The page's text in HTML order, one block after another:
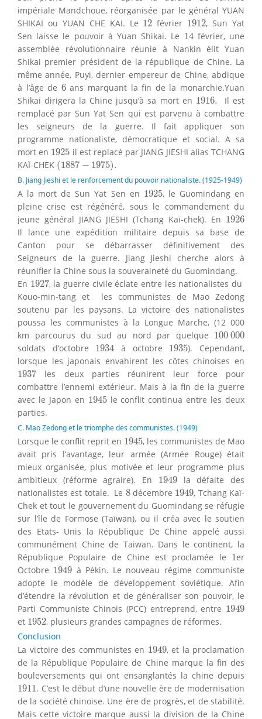
impériale Mandchoue, réorganisée par le général YUAN
SHIKAI ou YUAN CHE KAI. Le 12
12 février 1912
1912, Sun Yat
Sen laisse le pouvoir à Yuan Shikai. Le 14
14février, une
assemblée révolutionnaire réunie à Nankin élit Yuan
Shikai premier président de la république de Chine. La
même année, Puyi, dernier empereur de Chine, abdique
à l’âge de 6
6ans marquant la fin de la monarchie.Yuan
Shikai dirigera la Chine jusqu’à sa mort en 1916.
1916.
Il est
remplacé par Sun Yat Sen qui est parvenu à combattre
les seigneurs de la guerre. Il fait appliquer son
programme nationaliste, démocratique et social. A sa
mort en 1925
1925il est replacé par JIANG JIESHI alias TCHANG
KAÏ-CHEK (1887 − 1975).
(1887−1975).
B. Jiang Jieshi et le renforcement du pouvoir nationaliste. (1925-1949)
A la mort de Sun Yat Sen en 1925
1925, le Guomindang en
pleine crise est régénéré, sous le commandement du
jeune général JIANG JIESHI (Tchang Kaï-chek). En 1926
1926
Il lance une expédition militaire depuis sa base de
Canton pour se débarrasser définitivement des
Seigneurs de la guerre. Jiang Jieshi cherche alors à
réunifier la Chine sous la souveraineté du Guomindang.
En 1927
1927, la guerre civile éclate entre les nationalistes du
Kouo-min-tang et les communistes de Mao Zedong
soutenu par les paysans. La victoire des nationalistes
poussa les communistes à la Longue Marche, (12 000
km parcourus du sud au nord par quelque 100 000
100000
soldats d’octobre 1934
1934 à octobre 1935
1935). Cependant,
lorsque les japonais envahirent les côtes chinoises en
1937
1937 les deux parties réunirent leur force pour
combattre l’ennemi extérieur. Mais à la fin de la guerre
avec le Japon en 1945
1945le conflit continua entre les deux
parties.
C. Mao Zedong et le triomphe des communistes. (1949)
Lorsque le conflit reprit en 1945
1945, les communistes de Mao
avait pris l’avantage, leur armée (Armée Rouge) était
mieux organisée, plus motivée et leur programme plus
ambitieux (réforme agraire). En 1949
1949la défaite des
nationalistes est totale. Le 8
8décembre 1949
1949, Tchang Kaï-
Chek et tout le gouvernement du Guomindang se réfugie
sur l’île de Formose (Taïwan), ou il créa avec le soutien
des Etats- Unis la République De Chine appelé aussi
communément Chine de Taiwan. Dans le continent, la
République Populaire de Chine est proclamée le 1
1er
Octobre 1949
1949 à Pékin. Le nouveau régime communiste
adopte le modèle de développement soviétique. Afin
d’étendre la révolution et de généraliser son pouvoir, le
Parti Communiste Chinois (PCC) entreprend, entre 1949
1949
et 1952
1952, plusieurs grandes campagnes de réformes.
Conclusion
La victoire des communistes en 1949
1949, et la proclamation
de la République Populaire de Chine marque la fin des
bouleversements qui ont ensanglantés la chine depuis
1911
1911 . C’est le début d’une nouvelle ère de modernisation
de la société chinoise. Une ère de progrès, et de stabilité.
Mais cette victoire marque aussi la division de la Chine